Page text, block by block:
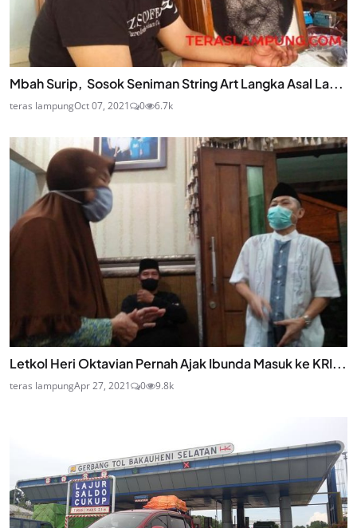
Mbah Surip, Sosok Seniman String Art Langka Asal La...
teras lampungOct 07, 2021 0 6.7k
Letkol Heri Oktavian Pernah Ajak Ibunda Masuk ke KRI...
teras lampungApr 27, 2021 0 9.8k